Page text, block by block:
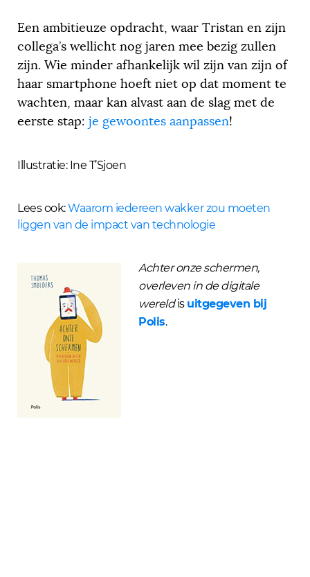
Een ambitieuze opdracht, waar Tristan en zijn
collega’s wellicht nog jaren mee bezig zullen
zijn. Wie minder afhankelijk wil zijn van zijn of
haar smartphone hoeft niet op dat moment te
wachten, maar kan alvast aan de slag met de
eerste stap: je gewoontes aanpassen!
Illustratie: Ine T’Sjoen
Lees ook:Waarom iedereen wakker zou moeten
liggen van de impact van technologie
Achter onze schermen,
overleven in de digitale
wereldis uitgegeven bij
Polis.